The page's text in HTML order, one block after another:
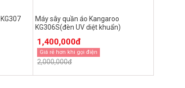
Máy sây quần áo Kangaroo
KG306S(đèn UV diệt khuẩn)
1,400,000đ
Giá rẻ hơn khi gọi điện
2,000,000đ